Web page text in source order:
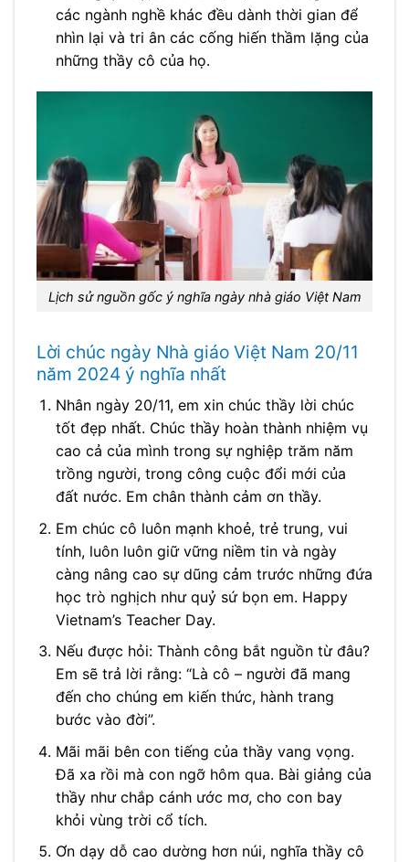
các ngành nghề khác đều dành thời gian để
nhìn lại và tri ân các cống hiến thầm lặng của
những thầy cô của họ.
Lịch sử nguồn gốc ý nghĩa ngày nhà giáo Việt Nam
Lời chúc ngày Nhà giáo Việt Nam 20/11
năm 2024 ý nghĩa nhất
Nhân ngày 20/11, em xin chúc thầy lời chúc
tốt đẹp nhất. Chúc thầy hoàn thành nhiệm vụ
cao cả của mình trong sự nghiệp trăm năm
trồng người, trong công cuộc đổi mới của
đất nước. Em chân thành cảm ơn thầy.
Em chúc cô luôn mạnh khoẻ, trẻ trung, vui
tính, luôn luôn giữ vững niềm tin và ngày
càng nâng cao sự dũng cảm trước những đứa
học trò nghịch như quỷ sứ bọn em. Happy
Vietnam’s Teacher Day.
Nếu được hỏi: Thành công bắt nguồn từ đâu?
Em sẽ trả lời rằng: “Là cô – người đã mang
đến cho chúng em kiến thức, hành trang
bước vào đời”.
Mãi mãi bên con tiếng của thầy vang vọng.
Đã xa rồi mà con ngỡ hôm qua. Bài giảng của
thầy như chắp cánh ước mơ, cho con bay
khỏi vùng trời cổ tích.
Ơn dạy dỗ cao dường hơn núi, nghĩa thầy cô